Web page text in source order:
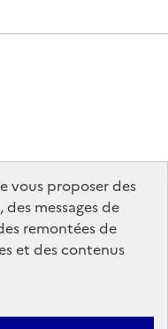
vous proposer des
messages de
remontées de
et des contenus
(cookies) Politique